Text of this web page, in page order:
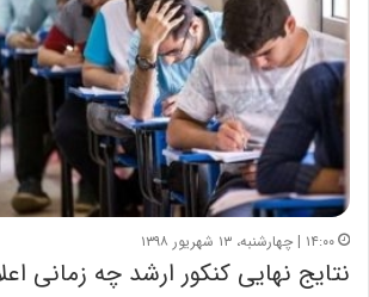
۱۴:۰۰ | چهارشنبه، ۱۳ شهریور ۱۳۹۸
نتایج نهایی کنکور ارشد چه زمانی